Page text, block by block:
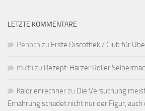
LETZTE KOMMENTARE
Penoch zu Erste Discothek / Club für
michi zu Rezept: Harzer Roller
Kalorienrechnerzu Die Versuchung
Ernährung schadet nicht nur der Figur, auch